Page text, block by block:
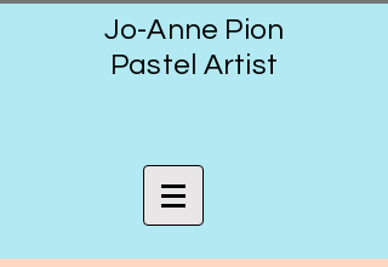
Jo-Anne Pion
Pastel Artist